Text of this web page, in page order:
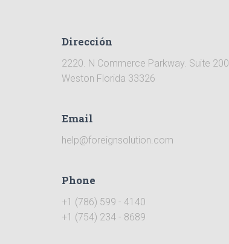
Dirección
2220. N Commerce Parkway. Suite 200
Weston Florida 33326
Email
help@foreignsolution.com
Phone
+1 (786) 599 - 4140
+1 (754) 234 - 8689